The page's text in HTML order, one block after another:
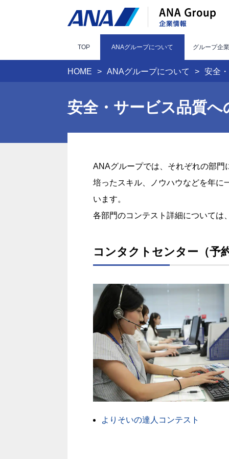
TOP ANAグループについて グループ企
HOME ANAグループについて 安全
安全・サービス品質へ
ANAグループでは、それぞれの部
培ったスキル、ノウハウなどを年に
います。
各部門のコンテスト詳細については
コンタクトセンター（予
よりそいの達人コンテスト